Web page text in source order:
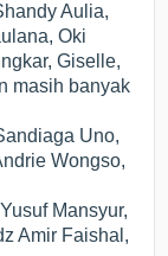
Aulia,
Oki
Giselle,
masih banyak
Uno,
Wongso,
Mansyur,
Amir Faishal,